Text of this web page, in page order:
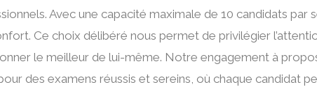
Avec une capacité maximale de 10 candidats par
Ce choix délibéré nous permet de privilégier
le meilleur de lui-même. Notre engagement à
des examens réussis et sereins, où chaque candidat